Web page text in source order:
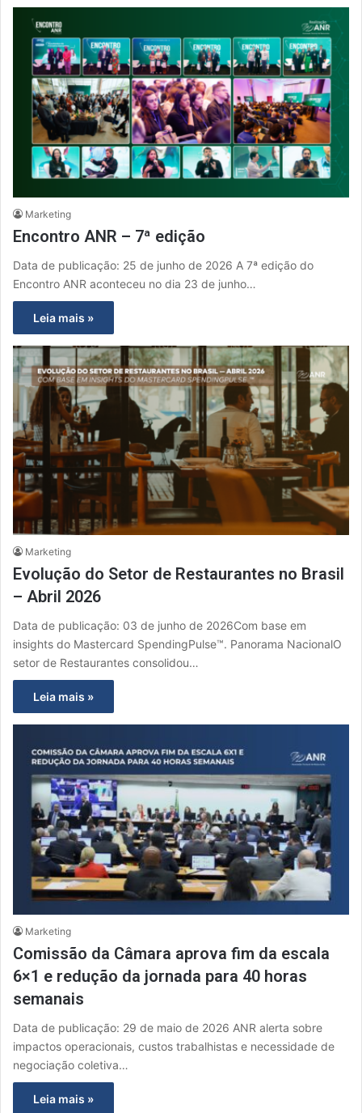
Marketing
Encontro ANR – 7ª edição
Data de publicação: 25 de junho de 2026 A 7ª edição do
Encontro ANR aconteceu no dia 23 de junho…
Leia mais »
Marketing
Evolução do Setor de Restaurantes no Brasil
– Abril 2026
Data de publicação: 03 de junho de 2026Com base em
insights do Mastercard SpendingPulse™. Panorama NacionalO
setor de Restaurantes consolidou…
Leia mais »
Marketing
Comissão da Câmara aprova fim da escala
6×1 e redução da jornada para 40 horas
semanais
Data de publicação: 29 de maio de 2026 ANR alerta sobre
impactos operacionais, custos trabalhistas e necessidade de
negociação coletiva…
Leia mais »